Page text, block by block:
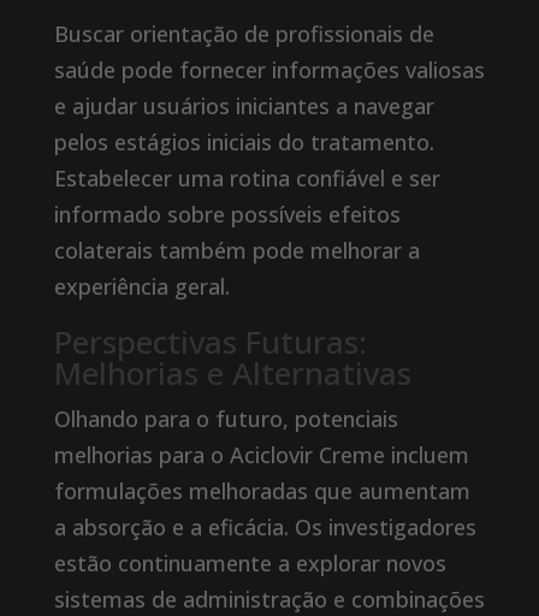
Buscar orientação de profissionais de
saúde pode fornecer informações valiosas
e ajudar usuários iniciantes a navegar
pelos estágios iniciais do tratamento.
Estabelecer uma rotina confiável e ser
informado sobre possíveis efeitos
colaterais também pode melhorar a
experiência geral.
Perspectivas Futuras:
Melhorias e Alternativas
Olhando para o futuro, potenciais
melhorias para o Aciclovir Creme incluem
formulações melhoradas que aumentam
a absorção e a eficácia. Os investigadores
estão continuamente a explorar novos
sistemas de administração e combinações